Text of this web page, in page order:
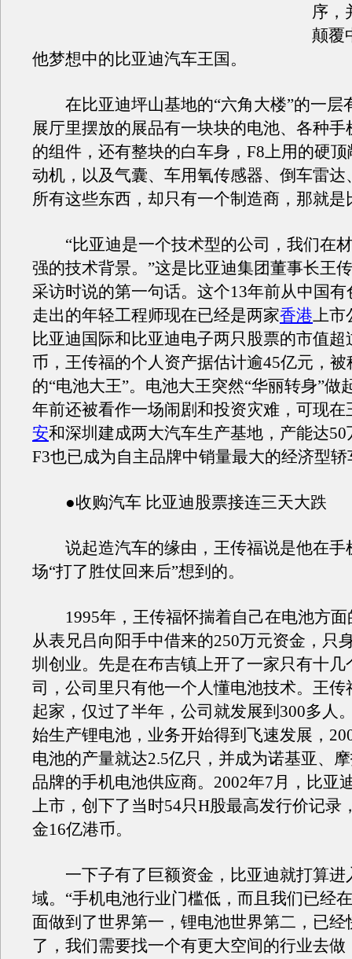
序，
颠覆
他梦想中的比亚迪汽车王国。
在比亚迪坪山基地的“六角大楼”的一层
展厅里摆放的展品有一块块的电池、各种手
的组件，还有整块的白车身，F8上用的硬
动机，以及气囊、车用氧传感器、倒车雷达
所有这些东西，却只有一个制造商，那就是
“比亚迪是一个技术型的公司，我们在
强的技术背景。”这是比亚迪集团董事长王
采访时说的第一句话。这个13年前从中国
走出的年轻工程师现在已经是两家香港上市
比亚迪国际和比亚迪电子两只股票的市值超
币，王传福的个人资产据估计逾45亿元，被
的“电池大王”。电池大王突然“华丽转身”做
年前还被看作一场闹剧和投资灾难，可现在
安和深圳建成两大汽车生产基地，产能达
F3也已成为自主品牌中销量最大的经济型轿
●收购汽车 比亚迪股票接连三天大跌
说起造汽车的缘由，王传福说是他在手
场“打了胜仗回来后”想到的。
1995年，王传福怀揣着自己在电池方面
从表兄吕向阳手中借来的250万元资金，只
圳创业。先是在布吉镇上开了一家只有十几
司，公司里只有他一个人懂电池技术。王传
起家，仅过了半年，公司就发展到300多人
始生产锂电池，业务开始得到飞速发展，
电池的产量就达2.5亿只，并成为诺基亚、
品牌的手机电池供应商。2002年7月，比亚
上市，创下了当时54只H股最高发行价记录
金16亿港币。
一下子有了巨额资金，比亚迪就打算进
域。“手机电池行业门槛低，而且我们已经
面做到了世界第一，锂电池世界第二，已经
了，我们需要找一个有更大空间的行业去做